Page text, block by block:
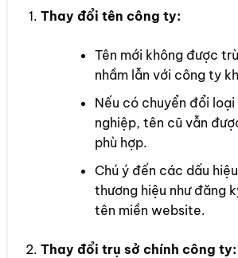
Thay đổi tên công ty:
Tên mới không được
nhầm lẫn với công ty
Nếu có chuyển đổi loại
nghiệp, tên cũ vẫn
phù hợp.
Chú ý đến các dấu
thương hiệu như đăng
tên miền website.
Thay đổi trụ sở chính công ty: